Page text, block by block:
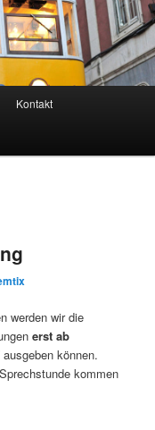
Kontakt
werden wir die
erst ab
ausgeben können.
kommen